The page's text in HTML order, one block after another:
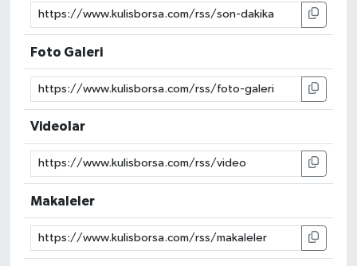
Foto Galeri
Videolar
Makaleler